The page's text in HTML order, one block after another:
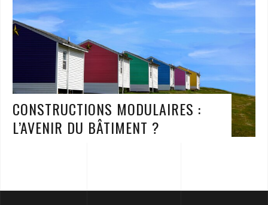
CONSTRUCTIONS MODULAIRES :
L’AVENIR DU BÂTIMENT ?